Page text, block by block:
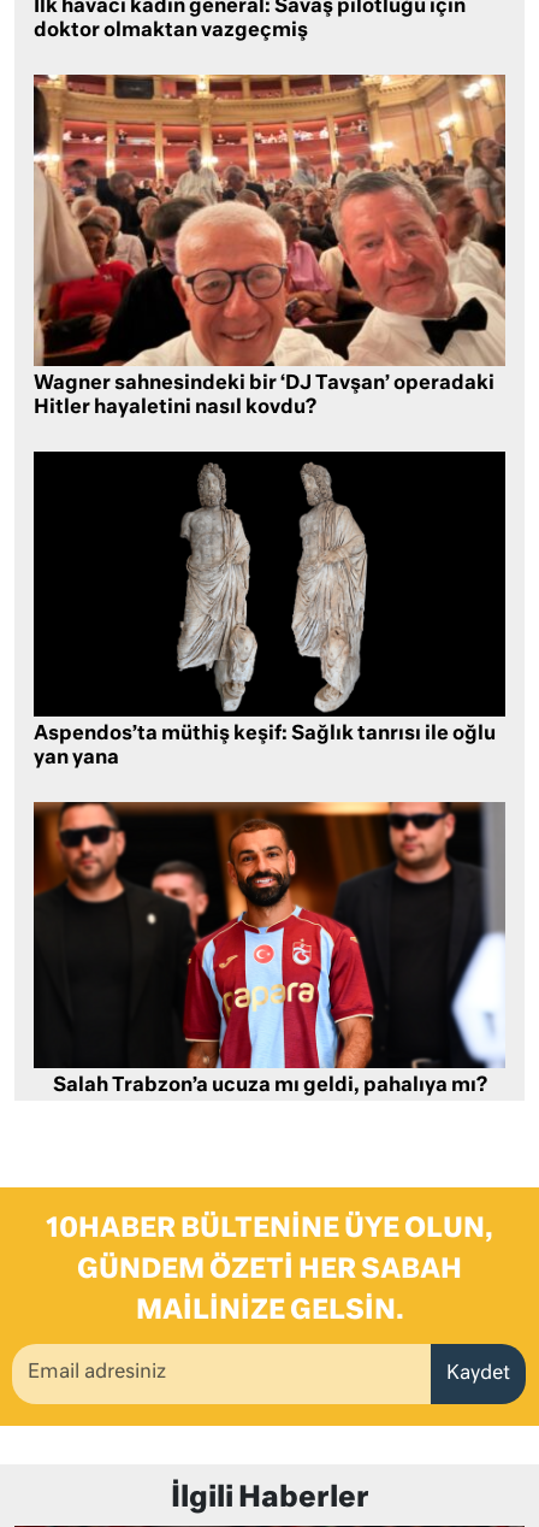
İlk havacı kadın general: Savaş pilotluğu için
doktor olmaktan vazgeçmiş
Wagner sahnesindeki bir ‘DJ Tavşan’ operadaki
Hitler hayaletini nasıl kovdu?
Aspendos’ta müthiş keşif: Sağlık tanrısı ile oğlu
yan yana
Salah Trabzon’a ucuza mı geldi, pahalıya mı?
10HABER BÜLTENINE ÜYE OLUN,
GÜNDEM ÖZETI HER SABAH
MAILINIZE GELSIN.
Kaydet
İlgili Haberler